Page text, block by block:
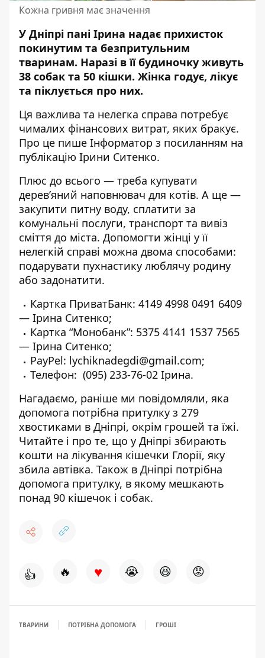
Кожна гривня має значення
У Дніпрі пані Ірина надає прихисток
покинутим та безпритульним
тваринам. Наразі в її будиночку живуть
38 собак та 50 кішки. Жінка годує, лікує
та піклується про них.
Ця важлива та нелегка справа потребує
чималих фінансових витрат, яких бракує.
Про це пише Інформатор з посиланням на
публікацію Ірини Ситенко.
Плюс до всього — треба купувати
дерев’яний наповнювач для котів. А ще —
закупити питну воду, сплатити за
комунальні послуги, транспорт та вивіз
сміття до міста. Допомогти жінці у її
нелегкій справі можна двома способами:
подарувати пухнастику люблячу родину
або задонатити.
Картка ПриватБанк: 4149 4998 0491 6409
— Ірина Ситенко;
Картка “Монобанк”: 5375 4141 1537 7565
— Ірина Ситенко;
PayPel: lychiknadegdi@gmail.com;
Телефон: (095) 233-76-02 Ірина.
Нагадаємо, раніше ми повідомляли, яка
допомога потрібна притулку з 279
хвостиками в Дніпрі, окрім грошей та їжі.
Читайте і про те, що у Дніпрі збирають
кошти на лікування кішечки Глорії, яку
збила автівка. Також в Дніпрі потрібна
допомога притулку, в якому мешкають
понад 90 кішечок і собак.
👍 🔥 ♥ 😭 😆 😡
ТВАРИНИ ПОТРІБНА ДОПОМОГА ГРОШІ